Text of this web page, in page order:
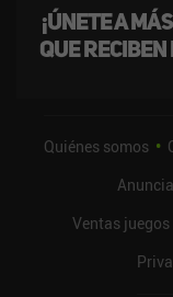
¡Únete a
que
Quiénes somos
Ventas